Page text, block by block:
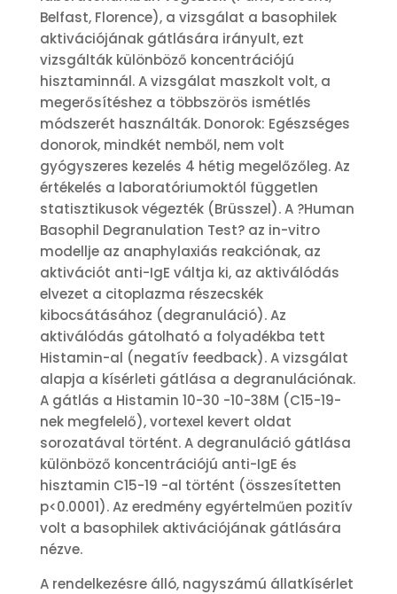
Belfast, Florence), a vizsgálat a basophilek
aktivációjának gátlására irányult, ezt
vizsgálták különböző koncentrációjú
hisztaminnál. A vizsgálat maszkolt volt, a
megerősítéshez a többszörös ismétlés
módszerét használták. Donorok: Egészséges
donorok, mindkét nemből, nem volt
gyógyszeres kezelés 4 hétig megelőzőleg. Az
értékelés a laboratóriumoktól független
statisztikusok végezték (Brüsszel). A ?Human
Basophil Degranulation Test? az in-vitro
modellje az anaphylaxiás reakciónak, az
aktivációt anti-IgE váltja ki, az aktiválódás
elvezet a citoplazma részecskék
kibocsátásához (degranuláció). Az
aktiválódás gátolható a folyadékba tett
Histamin-al (negatív feedback). A vizsgálat
alapja a kísérleti gátlása a degranulációnak.
A gátlás a Histamin 10-30 -10-38M (C15-19-
nek megfelelő), vortexel kevert oldat
sorozatával történt. A degranuláció gátlása
különböző koncentrációjú anti-IgE és
hisztamin C15-19 -al történt (összesítetten
p<0.0001). Az eredmény egyértelműen pozitív
volt a basophilek aktivációjának gátlására
nézve.
A rendelkezésre álló, nagyszámú állatkísérlet